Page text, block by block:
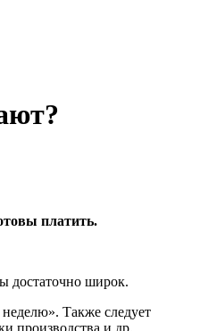
платить.
достаточно широк.
Также следует
производства и др.